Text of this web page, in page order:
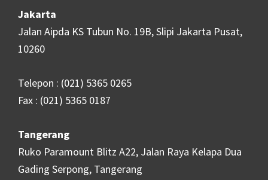
Jakarta
Jalan Aipda KS Tubun No. 19B, Slipi Jakarta Pusat,
10260
Telepon : (021) 5365 0265
Fax : (021) 5365 0187
Tangerang
Ruko Paramount Blitz A22, Jalan Raya Kelapa Dua
Gading Serpong, Tangerang